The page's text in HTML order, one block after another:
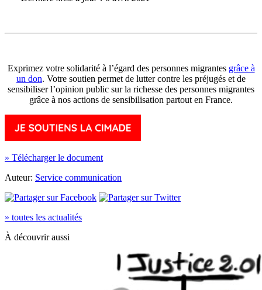
Exprimez votre solidarité à l’égard des personnes migrantes grâce à
un don. Votre soutien permet de lutter contre les préjugés et de
sensibiliser l’opinion public sur la richesse des personnes migrantes
grâce à nos actions de sensibilisation partout en France.
» Télécharger le document
Auteur: Service communication
» toutes les actualités
À découvrir aussi